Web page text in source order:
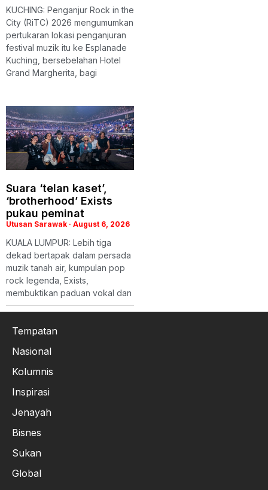
KUCHING: Penganjur Rock in the
City (RiTC) 2026 mengumumkan
pertukaran lokasi penganjuran
festival muzik itu ke Esplanade
Kuching, bersebelahan Hotel
Grand Margherita, bagi
Suara ‘telan kaset’,
‘brotherhood’ Exists
pukau peminat
Utusan Sarawak August 6, 2026
KUALA LUMPUR: Lebih tiga
dekad bertapak dalam persada
muzik tanah air, kumpulan pop
rock legenda, Exists,
membuktikan paduan vokal dan
Tempatan
Nasional
Kolumnis
Inspirasi
Jenayah
Bisnes
Sukan
Global